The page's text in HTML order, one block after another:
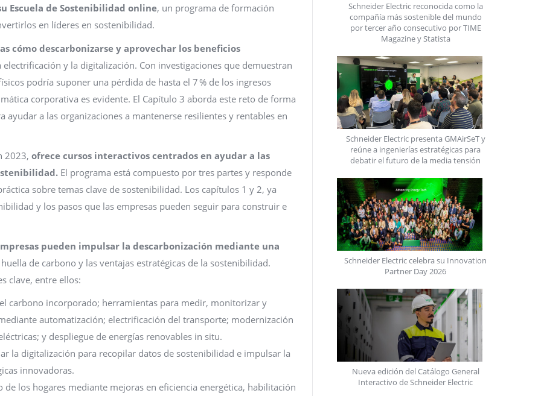
Escuela de Sostenibilidad online, un programa de formación
en líderes en sostenibilidad.
cómo descarbonizarse y aprovechar los beneficios
electrificación y la digitalización. Con investigaciones que demuestran
podría suponer una pérdida de hasta el 7 % de los ingresos
corporativa es evidente. El Capítulo 3 aborda este reto de forma
a las organizaciones a mantenerse resilientes y rentables en
2023, ofrece cursos interactivos centrados en ayudar a las
El programa está compuesto por tres partes y responde
sobre temas clave de sostenibilidad. Los capítulos 1 y 2, ya
y los pasos que las empresas pueden seguir para construir e
pueden impulsar la descarbonización mediante una
de carbono y las ventajas estratégicas de la sostenibilidad.
clave, entre ellos:
carbono incorporado; herramientas para medir, monitorizar y
automatización; electrificación del transporte; modernización
y despliegue de energías renovables in situ.
la digitalización para recopilar datos de sostenibilidad e impulsar la
innovadoras.
de los hogares mediante mejoras en eficiencia energética, habilitación
Schneider Electric reconocida como la
compañía más sostenible del mundo
por tercer año consecutivo por TIME
Magazine y Statista
Schneider Electric presenta GMAirSeT y
reúne a ingenierías estratégicas para
debatir el futuro de la media tensión
Schneider Electric celebra su Innovation
Partner Day 2026
Nueva edición del Catálogo General
Interactivo de Schneider Electric